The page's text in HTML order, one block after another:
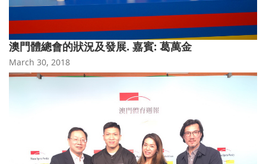
澳門體總會的狀況及發展. 嘉賓: 葛萬金
March 30, 2018